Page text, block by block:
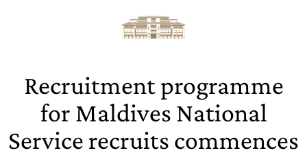
Recruitment programme
for Maldives National
Service recruits commences